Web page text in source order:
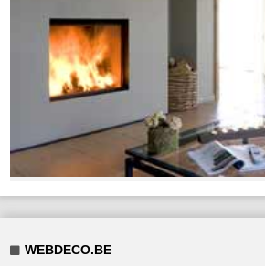
WEBDECO.BE